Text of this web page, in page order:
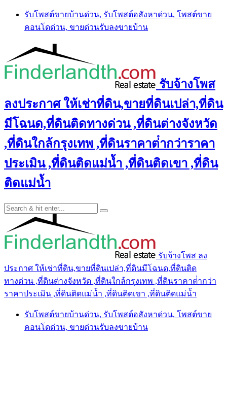
Skip
content
รับโพสต์ขายบ้านด่วน, รับโพสต์อสังหาด่วน, โพสต์ขาย
คอนโดด่วน, ขายด่วนรับลงขายบ้าน
รับจ้างโพส
ลงประกาศ ให้เช่าที่ดิน,ขายที่ดินเปล่า,ที่ดิน
มีโฉนด,ที่ดินติดทางด่วน ,ที่ดินต่างจังหวัด
,ที่ดินใกล้กรุงเทพ ,ที่ดินราคาต่ํากว่าราคา
ประเมิน ,ที่ดินติดแม่น้ำ ,ที่ดินติดเขา ,ที่ดิน
ติดแม่น้ำ
รับจ้างโพส ลง
ประกาศ ให้เช่าที่ดิน,ขายที่ดินเปล่า,ที่ดินมีโฉนด,ที่ดินติด
ทางด่วน ,ที่ดินต่างจังหวัด ,ที่ดินใกล้กรุงเทพ ,ที่ดินราคาต่ํากว่า
ราคาประเมิน ,ที่ดินติดแม่น้ำ ,ที่ดินติดเขา ,ที่ดินติดแม่น้ำ
รับโพสต์ขายบ้านด่วน, รับโพสต์อสังหาด่วน, โพสต์ขาย
คอนโดด่วน, ขายด่วนรับลงขายบ้าน